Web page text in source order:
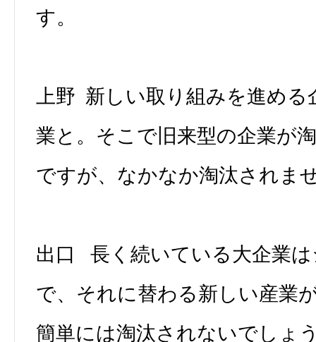
す。
上野 新しい取り組みを進める
業と。そこで旧来型の企業が
ですが、なかなか淘汰されま
出口 長く続いている大企業
で、それに替わる新しい産業
簡単には淘汰されないでしょ